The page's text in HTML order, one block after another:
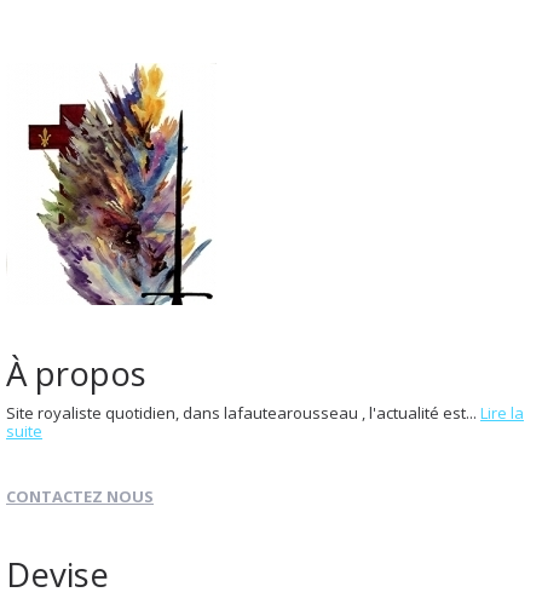
À propos
Site royaliste quotidien, dans lafautearousseau , l'actualité est... Lire la
suite
CONTACTEZ NOUS
Devise